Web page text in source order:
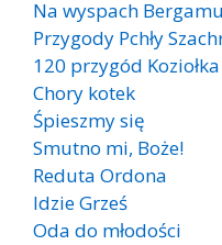
Na wyspach
Przygody Pchły
120 przygód
Chory kotek
Śpieszmy się
Smutno mi, Boże!
Reduta Ordona
Idzie Grześ
Oda do młodości